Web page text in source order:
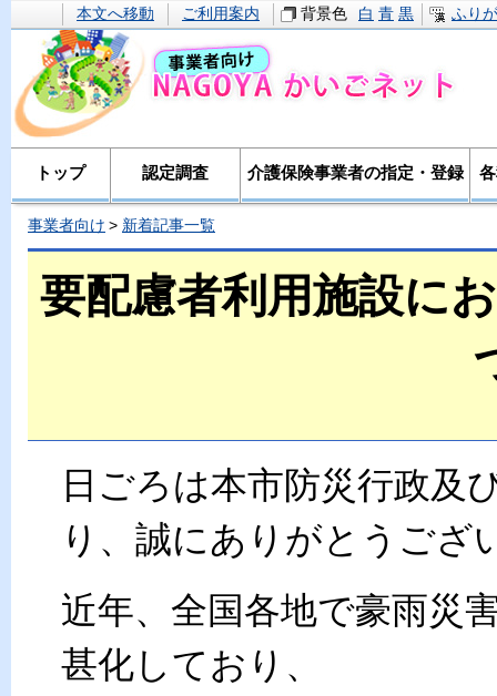
本文へ移動 ご利用案内 背景色 白 青 黒 ふり
トップ 認定調査 介護保険事業者の指定・登録
事業者向け 新着記事一覧
要配慮者利用施設に
日ごろは本市防災行政及
り、誠にありがとうござ
近年、全国各地で豪雨災
甚化しており、